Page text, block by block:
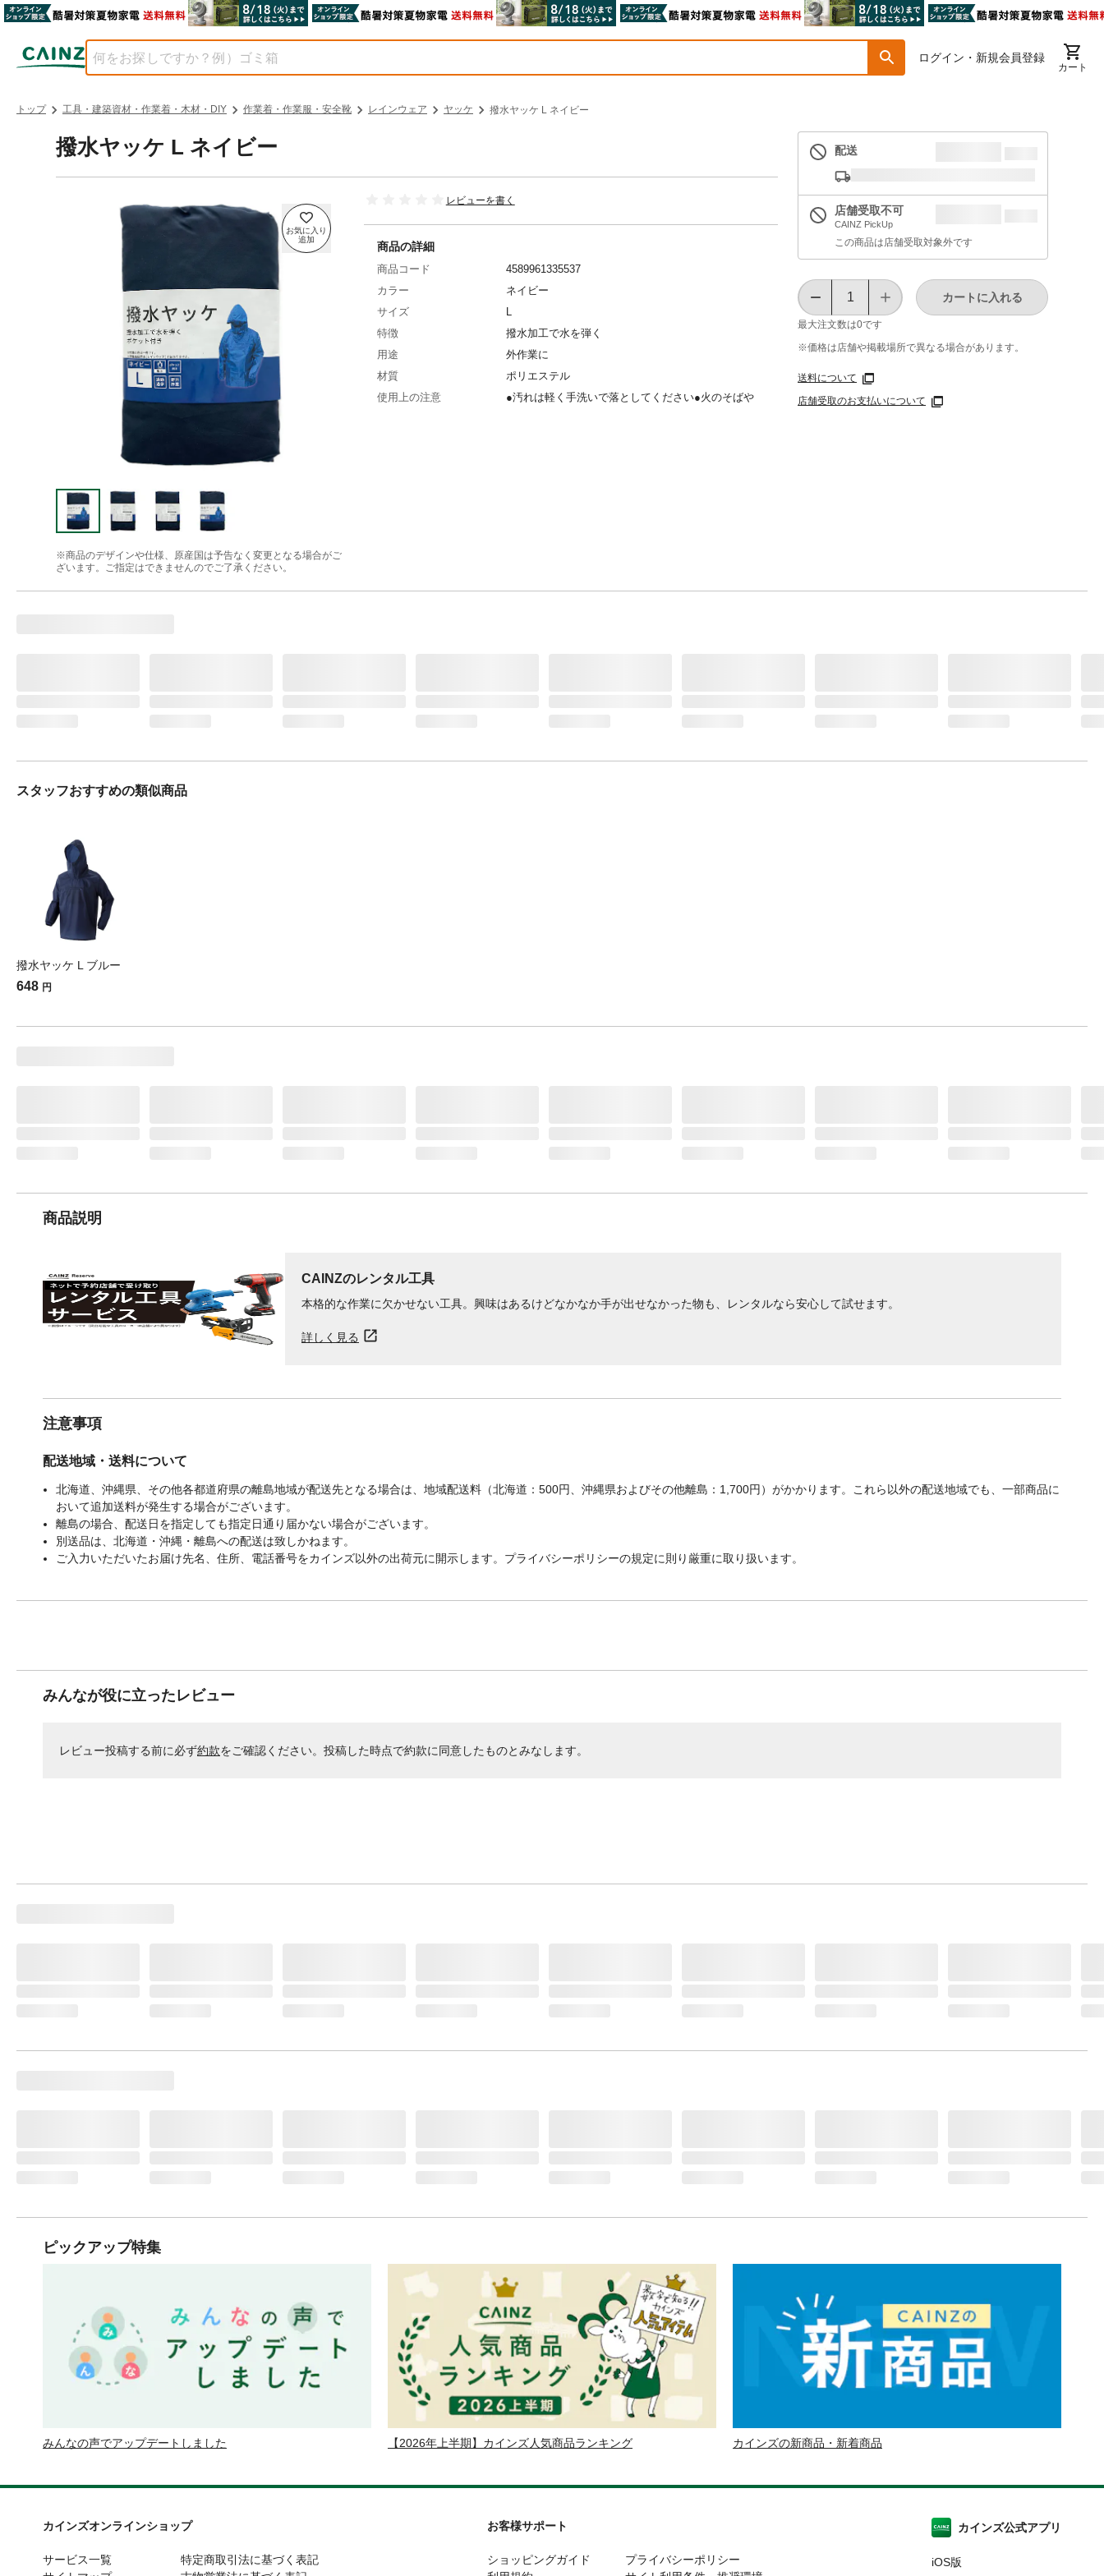
ログイン・新規会員登録
カート
トップ 工具・建築資材・作業着・木材・DIY 作業着・作業服・安全靴 レインウェア ヤッケ 撥水ヤッケ L ネイビー
撥水ヤッケ L ネイビー
※商品のデザインや仕様、原産国は予告なく変更となる場合がご
ざいます。ご指定はできませんのでご了承ください。
レビューを書く
配送
店舗受取不可
CAINZ PickUp
この商品は店舗受取対象外です
最大注文数は0です
カートに入れる
※価格は​店舗や​掲載場所で​異なる​場合が​あります。
送料について
店舗受取のお支払いについて
商品の詳細
商品コード
4589961335537
カラー
ネイビー
サイズ
L
特徴
撥水加工で水を弾く
用途
外作業に
材質
ポリエステル
使用上の注意
●汚れは軽く手洗いで落としてください●火のそばや
スタッフおすすめの類似商品
撥水ヤッケ L ブルー
648 円
商品説明
CAINZのレンタル工具
本格的な作業に欠かせない工具。興味はあるけどなかなか手が出せなかった物も、レンタルなら安心して試せます。
詳しく見る
注意事項
配送地域・送料について
北海道、沖縄県、その他各都道府県の離島地域が配送先となる場合は、地域配送料（北海道：500円、沖縄県およびその他離島：1,700円）がかかります。これら以外の配送地域でも、一部商品に
おいて追加送料が発生する場合がございます。
離島の場合、配送日を指定しても指定日通り届かない場合がございます。
別送品は、北海道・沖縄・離島への配送は致しかねます。
ご入力いただいたお届け先名、住所、電話番号をカインズ以外の出荷元に開示します。プライバシーポリシーの規定に則り厳重に取り扱います。
みんなが役に立ったレビュー
レビュー投稿する前に必ず約款をご確認ください。投稿した時点で約款に同意したものとみなします。
ピックアップ特集
みんなの声でアップデートしました 【2026年上半期】カインズ人気商品ランキング カインズの新商品・新着商品
カインズオンラインショップ
サービス一覧
特定商取引法に基づく表記
お客様サポート
ショッピングガイド
プライバシーポリシー
カインズ公式アプリ
iOS版